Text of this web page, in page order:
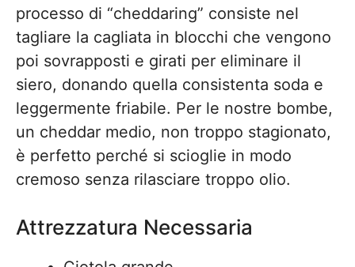
processo di “cheddaring” consiste nel
tagliare la cagliata in blocchi che vengono
poi sovrapposti e girati per eliminare il
siero, donando quella consistenta soda e
leggermente friabile. Per le nostre bombe,
un cheddar medio, non troppo stagionato,
è perfetto perché si scioglie in modo
cremoso senza rilasciare troppo olio.
Attrezzatura Necessaria